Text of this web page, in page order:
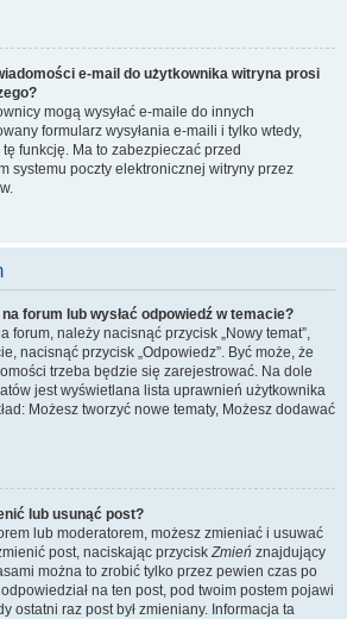
e-mail do użytkownika witryna prosi
mogą wysyłać e-maile do innych
formularz wysyłania e-maili i tylko wtedy,
tę funkcję. Ma to zabezpieczać przed
systemu poczty elektronicznej witryny przez
forum lub wysłać odpowiedź w temacie?
forum, należy nacisnąć przycisk „Nowy temat”,
nacisnąć przycisk „Odpowiedz”. Być może, że
trzeba będzie się zarejestrować. Na dole
jest wyświetlana lista uprawnień użytkownika
Możesz tworzyć nowe tematy, Możesz dodawać
lub usunąć post?
lub moderatorem, możesz zmieniać i usuwać
post, naciskając przyciskZmień znajdujący
można to zrobić tylko przez pewien czas po
na ten post, pod twoim postem pojawi
ostatni raz post był zmieniany. Informacja ta